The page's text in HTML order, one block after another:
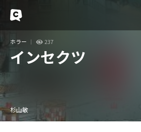
ホラー 237
インセクツ
杉山敏